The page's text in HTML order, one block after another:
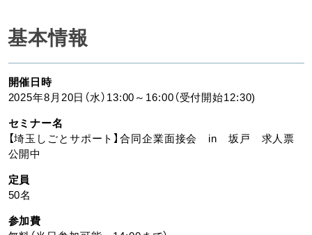
基本情報
開催日時
2025年8月20日（水）13:00～16:00（受付開始12:30)
セミナー名
【埼玉しごとサポート】合同企業面接会 in 坂戸 求人票
公開中
定員
50名
参加費